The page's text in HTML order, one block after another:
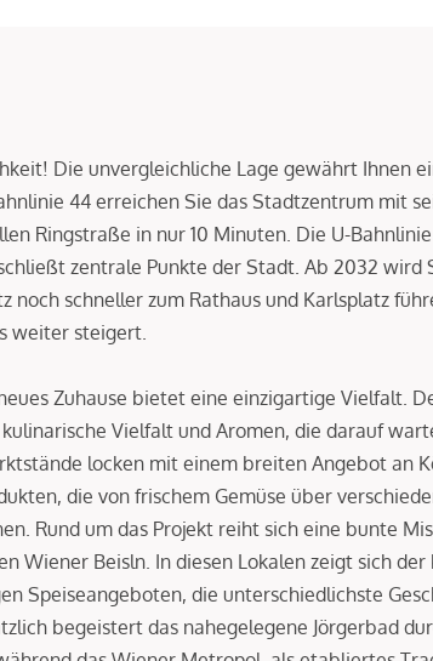
Die unvergleichliche Lage gewährt Ihnen
44 erreichen Sie das Stadtzentrum mit
Ringstraße in nur 10 Minuten. Die U-
zentrale Punkte der Stadt. Ab 2032 wird
noch schneller zum Rathaus und Karlsplatz
weiter steigert.
Zuhause bietet eine einzigartige Vielfalt.
Vielfalt und Aromen, die darauf
locken mit einem breiten Angebot an
die von frischem Gemüse über
Rund um das Projekt reiht sich eine bunte
Wiener Beisln. In diesen Lokalen zeigt sich
Speiseangeboten, die unterschiedlichste
begeistert das nahegelegene Jörgerbad